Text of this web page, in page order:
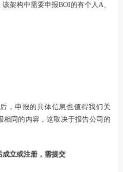
架构中需要申报BOI的有个人A、
，申报的具体信息也值得我们关
相同的内容，这取决于报告公司的
成立或注册，需提交